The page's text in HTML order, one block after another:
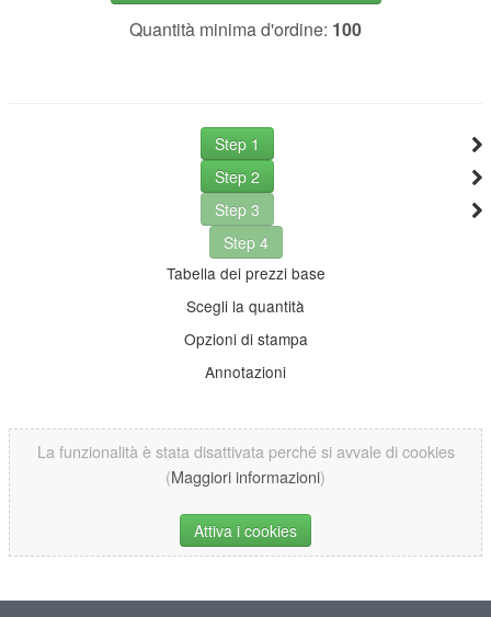
Quantità minima d'ordine: 100
Step 1
Step 2
Step 3
Step 4
Tabella dei prezzi base
Scegli la quantità
Opzioni di stampa
Annotazioni
La funzionalità è stata disattivata perché si avvale di cookies
(Maggiori informazioni)
Attiva i cookies